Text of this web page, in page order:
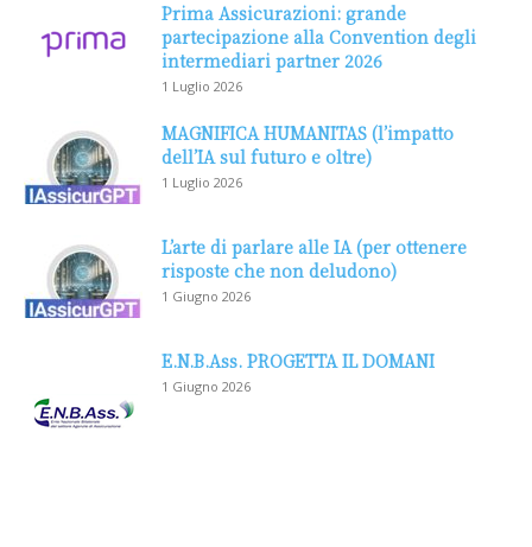
Prima Assicurazioni: grande
partecipazione alla Convention degli
intermediari partner 2026
1 Luglio 2026
MAGNIFICA HUMANITAS (l’impatto
dell’IA sul futuro e oltre)
1 Luglio 2026
L’arte di parlare alle IA (per ottenere
risposte che non deludono)
1 Giugno 2026
E.N.B.Ass. PROGETTA IL DOMANI
1 Giugno 2026